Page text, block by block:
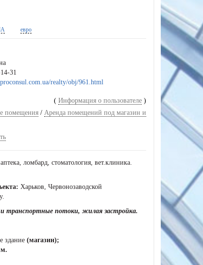
евро
31
realty/obj/961.html
( Информация о пользователе)
помещения/ Аренда помещений под магазин и
ломбард, стоматология, вет.клиника.
Харьков, Червонозаводской
транспортные потоки, жилая застройка.
здание(магазин);